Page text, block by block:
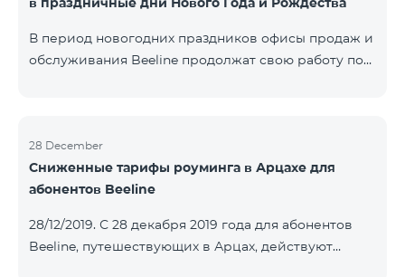
В период новогодних праздников офисы продаж и
обслуживания Beeline продолжат свою работу по
2020 года.
28 December
Сниженные тарифы роуминга в Арцахе для
абонентов Beeline
28/12/2019. С 28 декабря 2019 года для абонентов
Beeline, путешествующих в Арцах, действуют